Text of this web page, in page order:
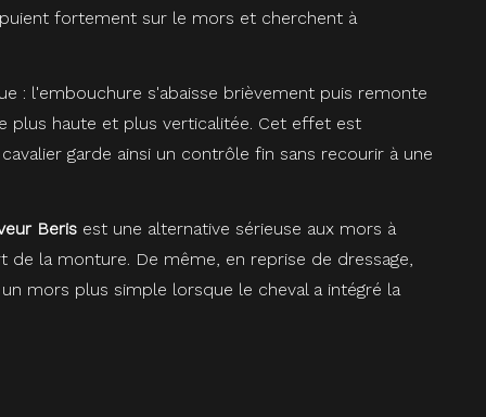
fortement sur le mors et cherchent à
: l'embouchure s'abaisse brièvement puis remonte
plus haute et plus verticalitée. Cet effet est
garde ainsi un contrôle fin sans recourir à une
Beris est une alternative sérieuse aux mors à
la monture. De même, en reprise de dressage,
mors plus simple lorsque le cheval a intégré la